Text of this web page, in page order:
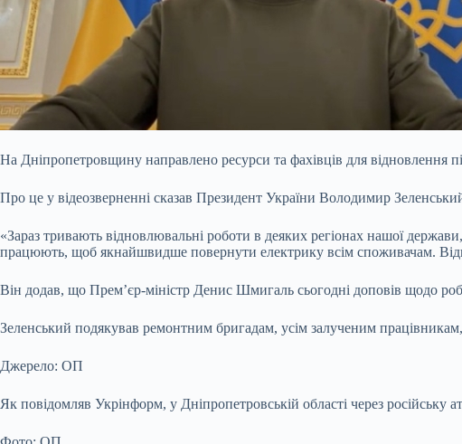
На Дніпропетровщину направлено ресурси та фахівців для відновлення
Про це у відеозверненні сказав Президент України Володимир
«Зараз тривають відновлювальні роботи в деяких регіонах нашої
працюють, щоб якнайшвидше повернути електрику всім споживачам.
Він додав, що Прем’єр-міністр Денис Шмигаль сьогодні доповів щодо
Зеленський подякував ремонтним бригадам, усім залученим працівникам,
Джерело: ОП
Як повідомляв Укрінформ, у Дніпропетровській області через російську